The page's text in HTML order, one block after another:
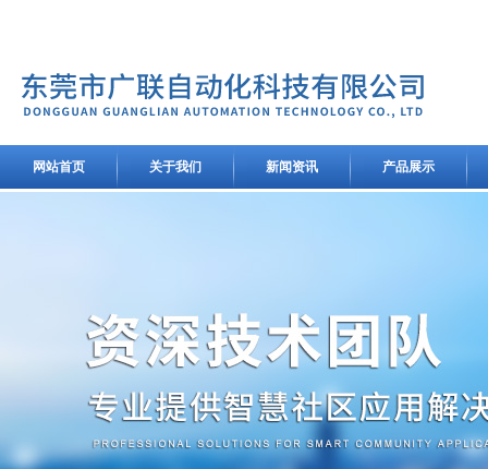
网站首页 关于我们 新闻资讯 产品展示